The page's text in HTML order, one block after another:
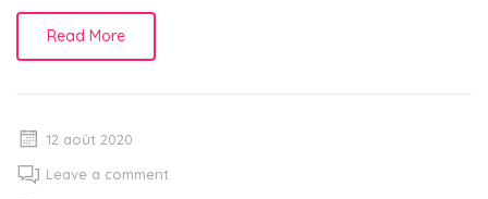
Read More
12 août 2020
Leave a comment